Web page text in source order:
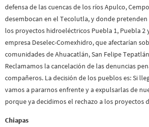
defensa de las cuencas de los ríos Apulco,
desembocan en el Tecolutla, y donde
los proyectos hidroeléctricos Puebla 1, Puebla 2
empresa Deselec-Comexhidro, que afectarían
comunidades de Ahuacatlán, San Felipe
Reclamamos la cancelación de las denuncias
compañeros. La decisión de los pueblos es: Si
vamos a pararnos enfrente y a expulsarlas de
porque ya decidimos el rechazo a los proyectos
Chiapas